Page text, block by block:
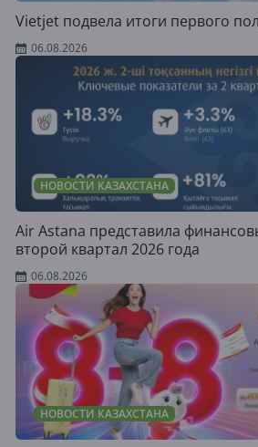
Vietjet подвела итоги первого
06.08.2026
НОВОСТИ КАЗАХСТАНА
Air Astana представила
второй квартал 2026 года
06.08.2026
НОВОСТИ КАЗАХСТАНА